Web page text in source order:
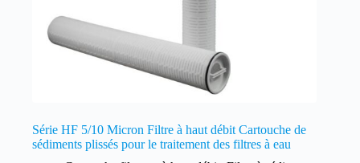
Série HF 5/10 Micron Filtre à haut débit Cartouche de
sédiments plissés pour le traitement des filtres à eau